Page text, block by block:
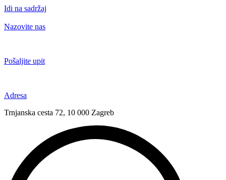
Idi na sadržaj
Nazovite nas
Pošaljite upit
Adresa
Trnjanska cesta 72, 10 000 Zagreb